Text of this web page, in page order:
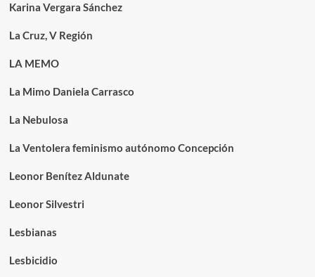
Karina Vergara Sánchez
La Cruz, V Región
LA MEMO
La Mimo Daniela Carrasco
La Nebulosa
La Ventolera feminismo autónomo Concepción
Leonor Benítez Aldunate
Leonor Silvestri
Lesbianas
Lesbicidio